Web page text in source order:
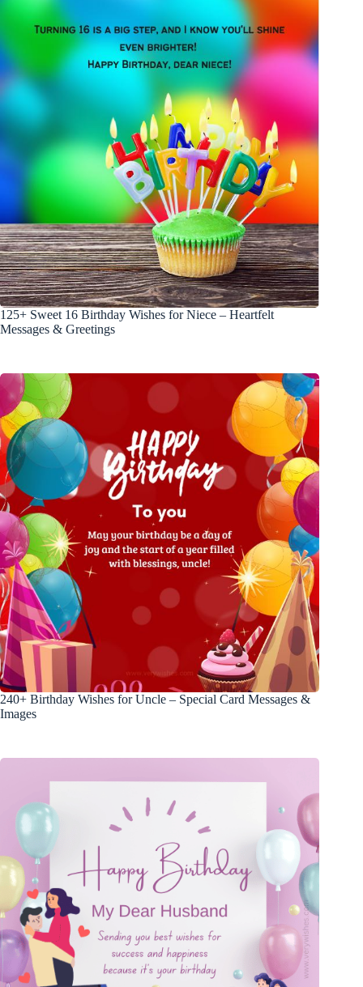
125+ Sweet 16 Birthday Wishes for Niece – Heartfelt
Messages & Greetings
240+ Birthday Wishes for Uncle – Special Card Messages &
Images